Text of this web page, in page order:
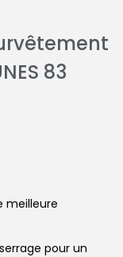
83
meilleure
pour un